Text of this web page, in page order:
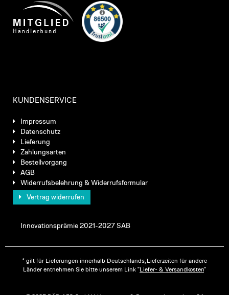
KUNDENSERVICE
Impressum
Datenschutz
Lieferung
Zahlungsarten
Bestellvorgang
AGB
Widerrufsbelehrung & Widerrufsformular
Vertrag widerrufen
Innovationsprämie 2021-2027 SAB
* gilt für Lieferungen innerhalb Deutschlands, Lieferzeiten für andere
Länder entnehmen Sie bitte unserem Link "Liefer- & Versandkosten"